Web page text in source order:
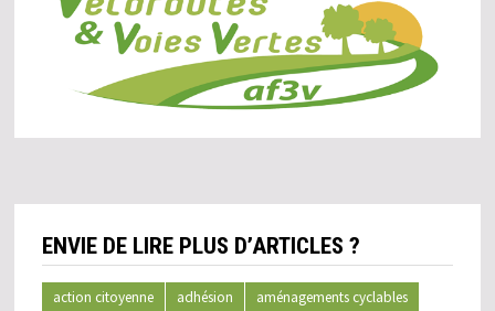
ENVIE DE LIRE PLUS D’ARTICLES ?
action citoyenne adhésion
aménagements cyclables